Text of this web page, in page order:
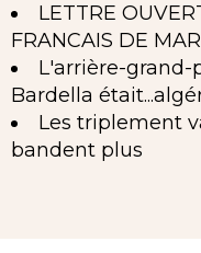
LETTRE
FRANCAIS DE
L'arrière-grand-
Bardella
Les triplement
bandent plus